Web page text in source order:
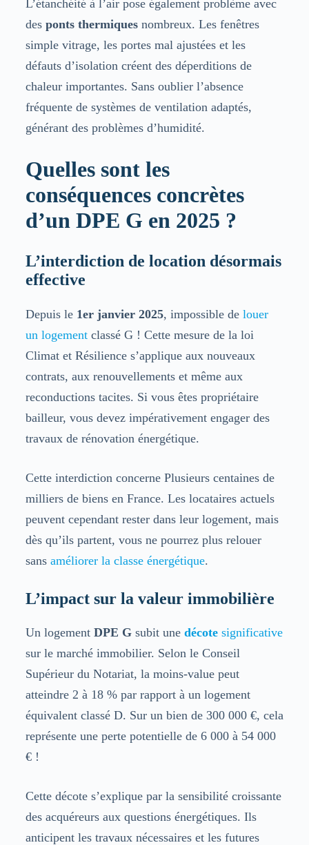
L’étanchéité à l’air pose également problème avec
des ponts thermiquesnombreux. Les fenêtres
simple vitrage, les portes mal ajustées et les
défauts d’isolation créent des déperditions de
chaleur importantes. Sans oublier l’absence
fréquente de systèmes de ventilation adaptés,
générant des problèmes d’humidité.
Quelles sont les
conséquences concrètes
d’un DPE G en 2025 ?
L’interdiction de location désormais
effective
Depuis le 1er janvier 2025, impossible de louer
un logementclassé G ! Cette mesure de la loi
Climat et Résilience s’applique aux nouveaux
contrats, aux renouvellements et même aux
reconductions tacites. Si vous êtes propriétaire
bailleur, vous devez impérativement engager des
travaux de rénovation énergétique.
Cette interdiction concerne Plusieurs centaines de
milliers de biens en France. Les locataires actuels
peuvent cependant rester dans leur logement, mais
dès qu’ils partent, vous ne pourrez plus relouer
sans améliorer la classe énergétique.
L’impact sur la valeur immobilière
Un logement DPE Gsubit une décotesignificative
sur le marché immobilier. Selon le Conseil
Supérieur du Notariat, la moins-value peut
atteindre 2 à 18 % par rapport à un logement
équivalent classé D. Sur un bien de 300 000 €, cela
représente une perte potentielle de 6 000 à 54 000
€ !
Cette décote s’explique par la sensibilité croissante
des acquéreurs aux questions énergétiques. Ils
anticipent les travaux nécessaires et les futures